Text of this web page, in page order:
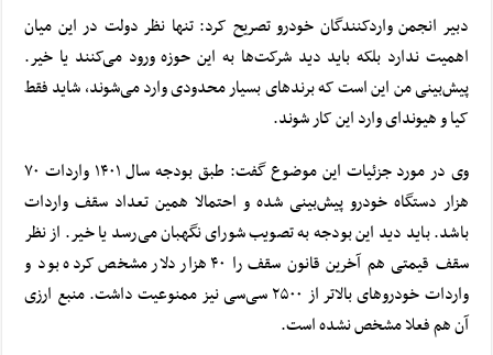
دبیر انجمن واردکنندگان خودرو تصریح کرد: تنها نظر دولت در این میان
اهمیت ندارد بلکه باید دید شرکت‌ها به این حوزه ورود می‌کنند یا خیر.
پیش‌بینی من این است که برندهای‌ بسیار محدودی وارد می‌شوند، شاید فقط
کیا و هیوندای وارد این کار شوند.
وی در مورد جزئیات این موضوع گفت: طبق بودجه سال ۱۴۰۱ واردات ۷۰
هزار دستگاه خودرو پیش‌بینی شده و احتمالا همین تعداد سقف واردات
باشد. باید دید این بودجه به تصویب شورای نگهبان می‌رسد یا خیر. از نظر
سقف قیمتی هم آخرین قانون سقف را ۴۰ هزار دلار مشخص کرده بود و
واردات خودروهای بالاتر از ۲۵۰۰ سی‌سی نیز ممنوعیت داشت. منبع ارزی
آن هم فعلا مشخص نشده است.